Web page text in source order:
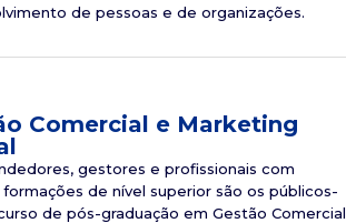
de pessoas e de organizações.
Comercial e Marketing
gestores e profissionais com
formações de nível superior são os públicos-
de pós-graduação em Gestão Comercial